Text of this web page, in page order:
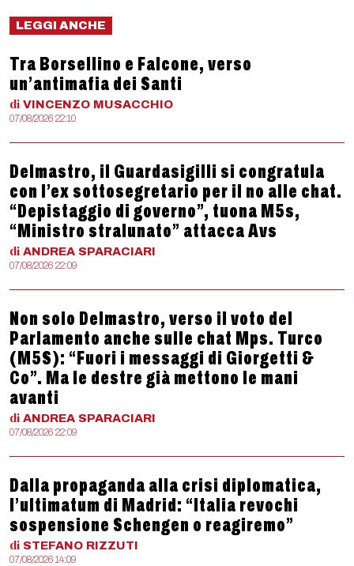
LEGGI ANCHE
Tra Borsellino e Falcone, verso
un’antimafia dei Santi
di VINCENZO MUSACCHIO
07/08/2026 22:10
Delmastro, il Guardasigilli si congratula
con l’ex sottosegretario per il no alle chat.
“Depistaggio di governo”, tuona M5s,
“Ministro stralunato” attacca Avs
di ANDREA SPARACIARI
07/08/2026 22:09
Non solo Delmastro, verso il voto del
Parlamento anche sulle chat Mps. Turco
(M5S): “Fuori i messaggi di Giorgetti &
Co”. Ma le destre già mettono le mani
avanti
di ANDREA SPARACIARI
07/08/2026 22:09
Dalla propaganda alla crisi diplomatica,
l’ultimatum di Madrid: “Italia revochi
sospensione Schengen o reagiremo”
di STEFANO RIZZUTI
07/08/2026 14:09